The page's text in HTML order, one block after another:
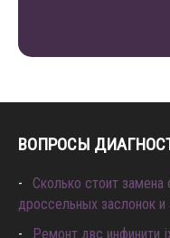
ВОПРОСЫ
Сколько стоит замена